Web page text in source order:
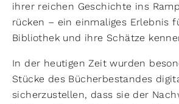
ihrer reichen Geschichte ins
rücken – ein einmaliges Erlebnis
Bibliothek und ihre Schätze
In der heutigen Zeit wurden
Stücke des Bücherbestandes
sicherzustellen, dass sie der